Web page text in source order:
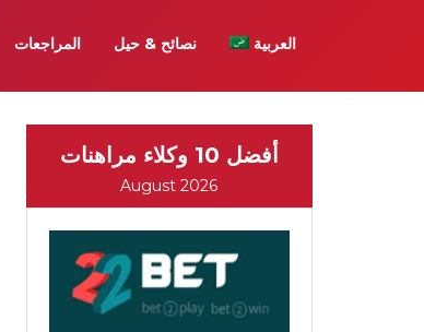
المراجعات نصائح & حيل العربية
أفضل 10 وكلاء مراهنات
August 2026